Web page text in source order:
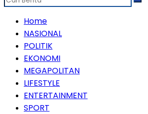
Home
NASIONAL
POLITIK
EKONOMI
MEGAPOLITAN
LIFESTYLE
ENTERTAINMENT
SPORT